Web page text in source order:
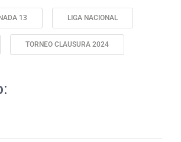
13 LIGA NACIONAL
TORNEO CLAUSURA 2024